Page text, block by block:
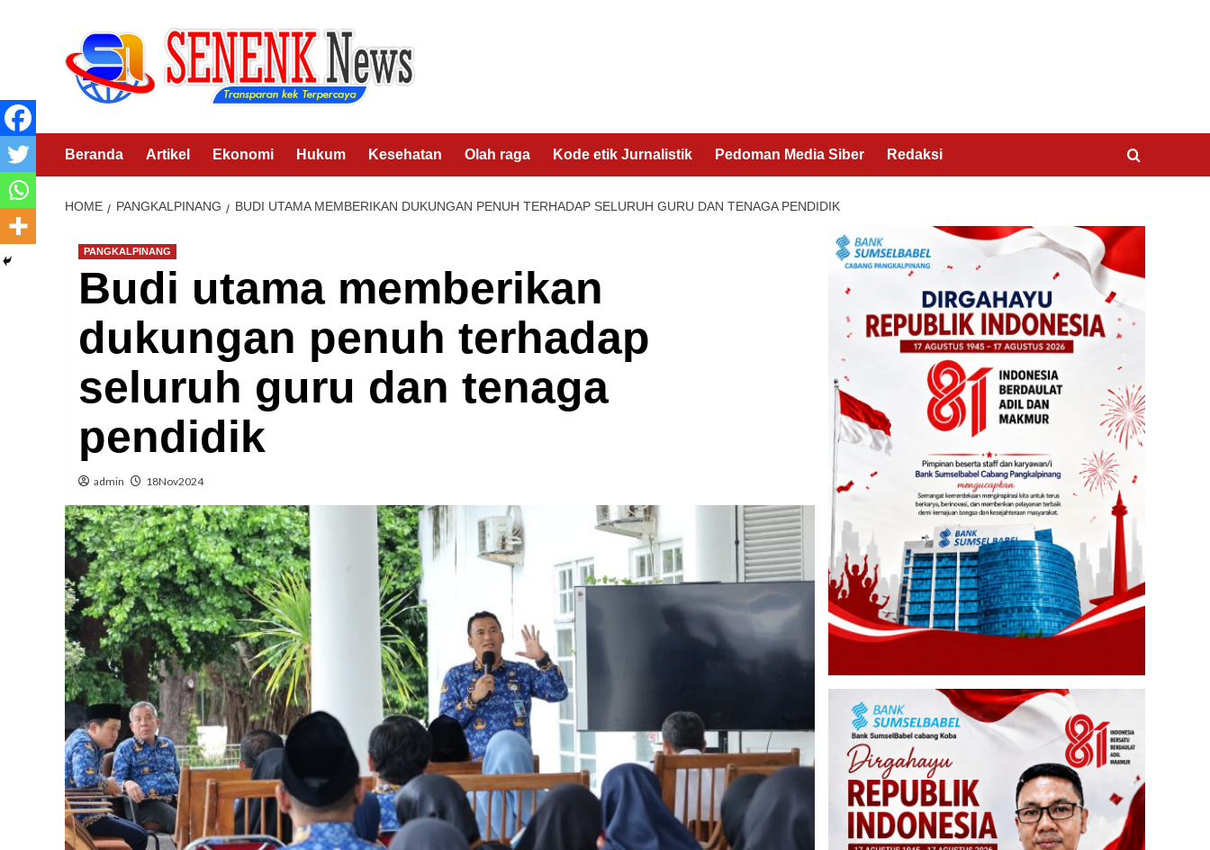
Beranda Artikel Ekonomi Hukum Kesehatan Olah raga Kode etik Jurnalistik Pedoman Media Siber Redaksi
HOME PANGKALPINANG BUDI UTAMA MEMBERIKAN DUKUNGAN PENUH TERHADAP SELURUH GURU DAN TENAGA PENDIDIK
PANGKALPINANG
Budi utama memberikan
dukungan penuh terhadap
seluruh guru dan tenaga
pendidik
admin 18Nov2024